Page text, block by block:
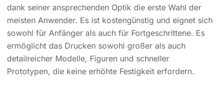
dank seiner ansprechenden Optik die erste Wahl der
meisten Anwender. Es ist kostengünstig und eignet sich
sowohl für Anfänger als auch für Fortgeschrittene. Es
ermöglicht das Drucken sowohl großer als auch
detailreicher Modelle, Figuren und schneller
Prototypen, die keine erhöhte Festigkeit erfordern.